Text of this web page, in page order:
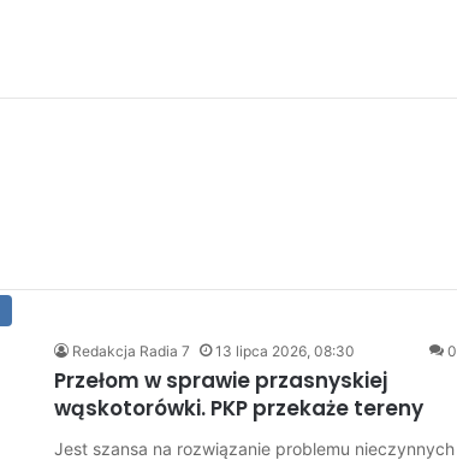
Redakcja Radia 7 13 lipca 2026, 08:30 0
Przełom w sprawie przasnyskiej
wąskotorówki. PKP przekaże tereny
Jest szansa na rozwiązanie problemu nieczynnych